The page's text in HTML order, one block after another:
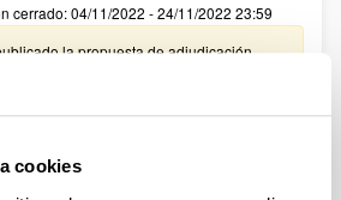
cookies
cerrado: 04/11/2022 - 24/11/2022 23:59
la propuesta de adjudicación
cerrado: 31/10/2022 - 15/01/2023 23:59